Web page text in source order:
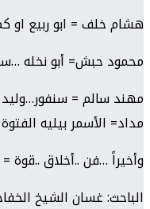
هشام خلف = ابو ربيع او
محمود حبش= أبو نخله
مهند سالم =
مداد= الأسمر بيليه
وأخيراً …فن ..أخلاق ..قوة
الباحث: غسان الشيخ